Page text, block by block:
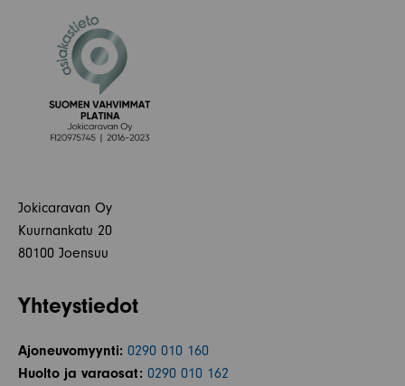
Jokicaravan Oy
Kuurnankatu 20
80100 Joensuu
Yhteystiedot
Ajoneuvomyynti: 0290 010 160
Huolto ja varaosat: 0290 010 162